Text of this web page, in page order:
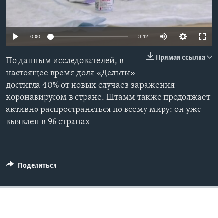
Языки
0:00 3:12
Прямая ссылка
По данным исследователей, в
настоящее время доля «Дельты»
достигла 40% от новых случаев заражения
коронавирусом в стране. Штамм также продолжает
активно распространяться по всему миру: он уже
выявлен в 96 странах
Поделиться